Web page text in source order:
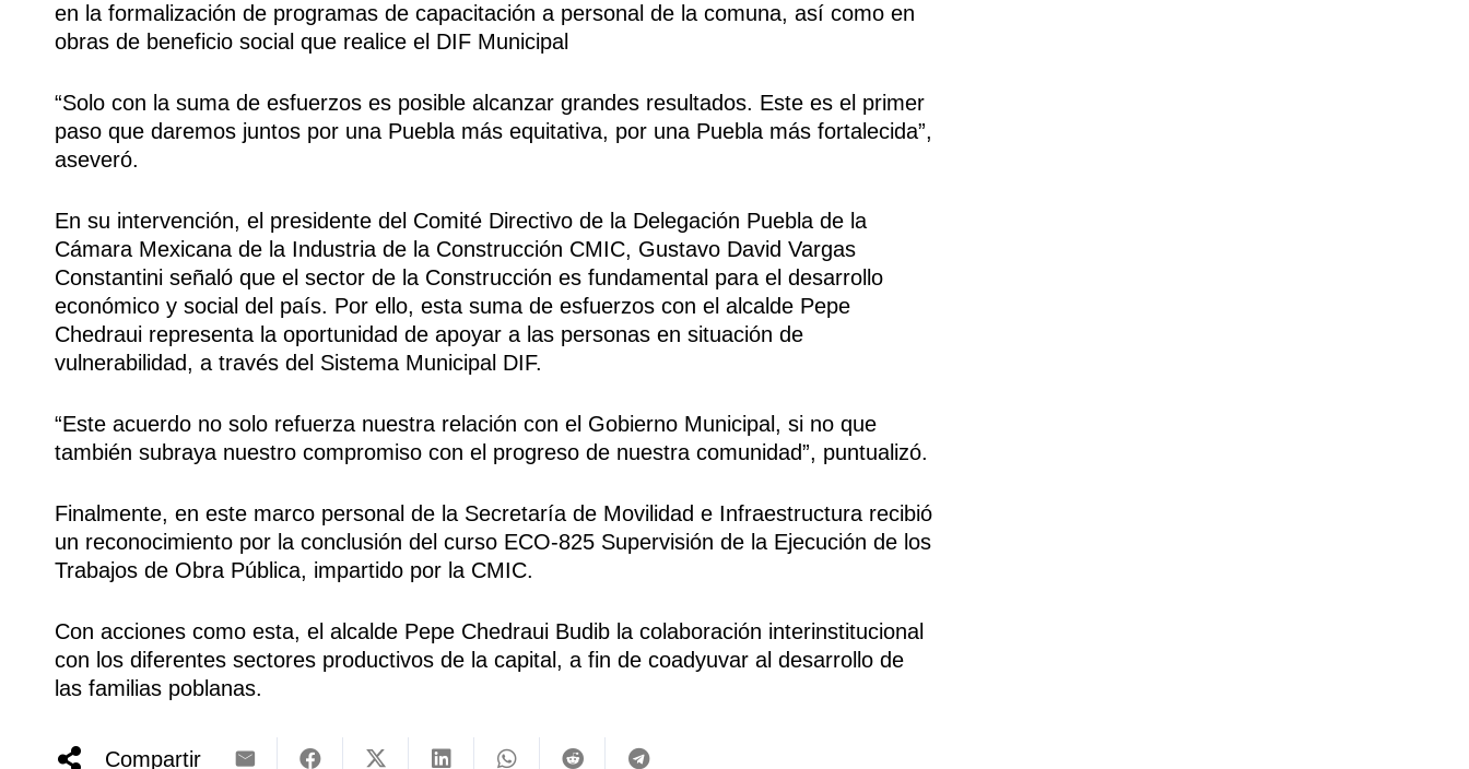
en la formalización de programas de capacitación a personal de la comuna, así como en
obras de beneficio social que realice el DIF Municipal
“Solo con la suma de esfuerzos es posible alcanzar grandes resultados. Este es el primer
paso que daremos juntos por una Puebla más equitativa, por una Puebla más fortalecida”,
aseveró.
En su intervención, el presidente del Comité Directivo de la Delegación Puebla de la
Cámara Mexicana de la Industria de la Construcción CMIC, Gustavo David Vargas
Constantini señaló que el sector de la Construcción es fundamental para el desarrollo
económico y social del país. Por ello, esta suma de esfuerzos con el alcalde Pepe
Chedraui representa la oportunidad de apoyar a las personas en situación de
vulnerabilidad, a través del Sistema Municipal DIF.
“Este acuerdo no solo refuerza nuestra relación con el Gobierno Municipal, si no que
también subraya nuestro compromiso con el progreso de nuestra comunidad”, puntualizó.
Finalmente, en este marco personal de la Secretaría de Movilidad e Infraestructura recibió
un reconocimiento por la conclusión del curso ECO-825 Supervisión de la Ejecución de los
Trabajos de Obra Pública, impartido por la CMIC.
Con acciones como esta, el alcalde Pepe Chedraui Budib la colaboración interinstitucional
con los diferentes sectores productivos de la capital, a fin de coadyuvar al desarrollo de
las familias poblanas.
Compartir